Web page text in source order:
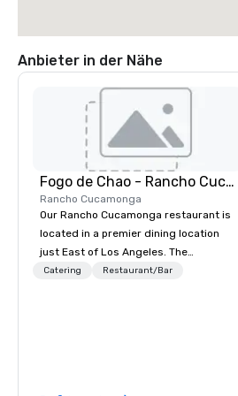
Anbieter in der Nähe
Fogo de Chao - Rancho Cucamonga
Rancho Cucamonga
Our Rancho Cucamonga restaurant is
located in a premier dining location
just East of Los Angeles. The
restaurant features an open
Catering Restaurant/Bar